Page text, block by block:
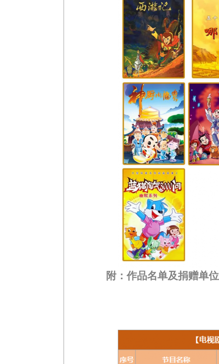
附：作品名单及捐赠单